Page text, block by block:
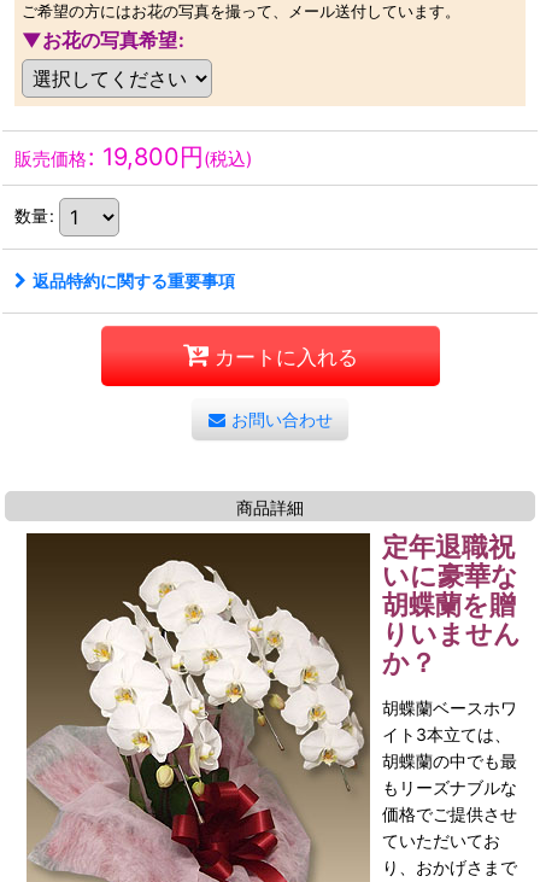
ご希望の方にはお花の写真を撮って、メール送付しています。
▼お花の写真希望:
販売価格: 19,800円(税込)
数量:
返品特約に関する重要事項
カートに入れる
お問い合わせ
商品詳細
定年退職祝
いに豪華な
胡蝶蘭を贈
りいません
か？
胡蝶蘭ベースホワ
イト3本立ては、
胡蝶蘭の中でも最
もリーズナブルな
価格でご提供させ
ていただいてお
り、おかげさまで